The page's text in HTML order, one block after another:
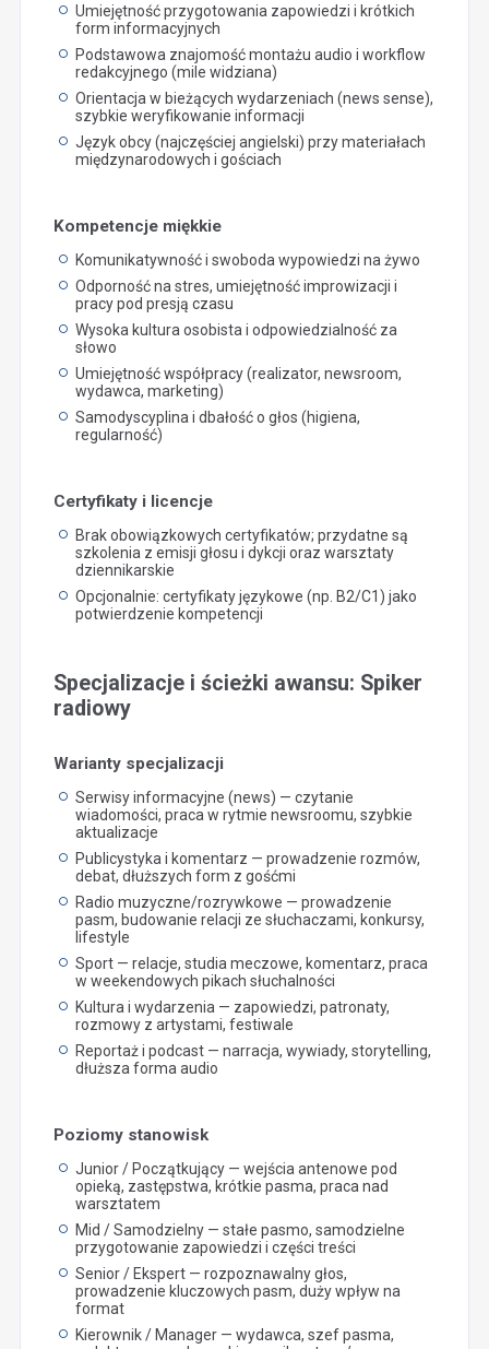
Umiejętność przygotowania zapowiedzi i krótkich
form informacyjnych
Podstawowa znajomość montażu audio i workflow
redakcyjnego (mile widziana)
Orientacja w bieżących wydarzeniach (news sense),
szybkie weryfikowanie informacji
Język obcy (najczęściej angielski) przy materiałach
międzynarodowych i gościach
Kompetencje miękkie
Komunikatywność i swoboda wypowiedzi na żywo
Odporność na stres, umiejętność improwizacji i
pracy pod presją czasu
Wysoka kultura osobista i odpowiedzialność za
słowo
Umiejętność współpracy (realizator, newsroom,
wydawca, marketing)
Samodyscyplina i dbałość o głos (higiena,
regularność)
Certyfikaty i licencje
Brak obowiązkowych certyfikatów; przydatne są
szkolenia z emisji głosu i dykcji oraz warsztaty
dziennikarskie
Opcjonalnie: certyfikaty językowe (np. B2/C1) jako
potwierdzenie kompetencji
Specjalizacje i ścieżki awansu: Spiker
radiowy
Warianty specjalizacji
Serwisy informacyjne (news) — czytanie
wiadomości, praca w rytmie newsroomu, szybkie
aktualizacje
Publicystyka i komentarz — prowadzenie rozmów,
debat, dłuższych form z gośćmi
Radio muzyczne/rozrywkowe — prowadzenie
pasm, budowanie relacji ze słuchaczami, konkursy,
lifestyle
Sport — relacje, studia meczowe, komentarz, praca
w weekendowych pikach słuchalności
Kultura i wydarzenia — zapowiedzi, patronaty,
rozmowy z artystami, festiwale
Reportaż i podcast — narracja, wywiady, storytelling,
dłuższa forma audio
Poziomy stanowisk
Junior / Początkujący — wejścia antenowe pod
opieką, zastępstwa, krótkie pasma, praca nad
warsztatem
Mid / Samodzielny — stałe pasmo, samodzielne
przygotowanie zapowiedzi i części treści
Senior / Ekspert — rozpoznawalny głos,
prowadzenie kluczowych pasm, duży wpływ na
format
Kierownik / Manager — wydawca, szef pasma,